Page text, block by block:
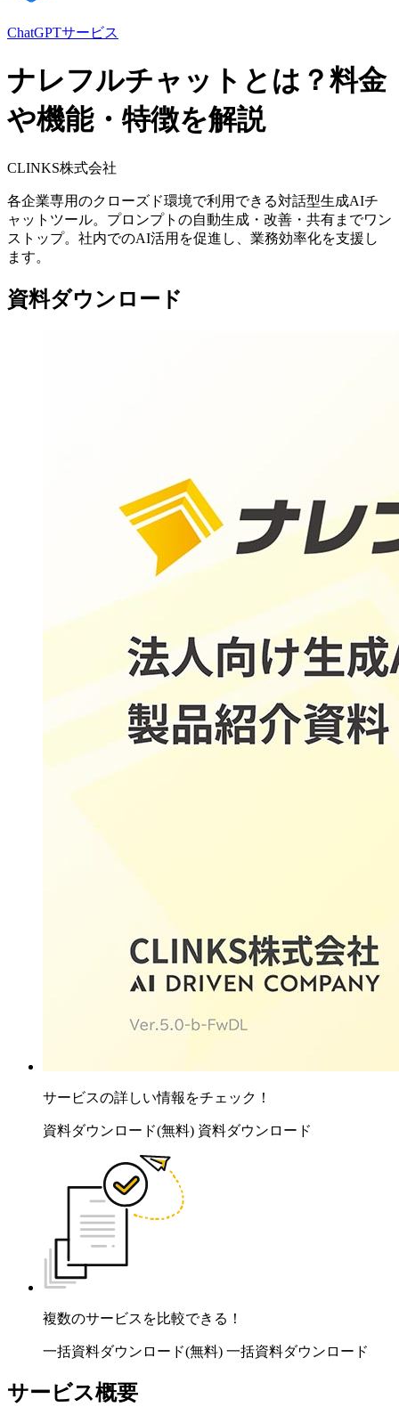
ChatGPTサービス
ナレフルチャットとは？料金
や機能・特徴を解説
CLINKS株式会社
各企業専用のクローズド環境で利用できる対話型生成AIチ
ャットツール。プロンプトの自動生成・改善・共有までワン
ストップ。社内でのAI活用を促進し、業務効率化を支援し
ます。
資料ダウンロード
サービスの詳しい情報をチェック！
資料ダウンロード(無料) 資料ダウンロード
複数のサービスを比較できる！
一括資料ダウンロード(無料) 一括資料ダウンロード
サービス概要